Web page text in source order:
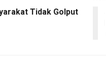
Tidak Golput